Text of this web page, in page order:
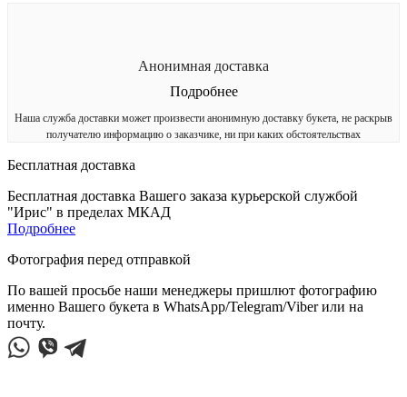
Анонимная доставка
Подробнее
Наша служба доставки может произвести анонимную доставку букета, не раскрыв
получателю информацию о заказчике, ни при каких обстоятельствах
Бесплатная доставка
Бесплатная доставка Вашего заказа курьерской службой
"Ирис" в пределах МКАД
Подробнее
Фотография перед отправкой
По вашей просьбе наши менеджеры пришлют фотографию
именно Вашего букета в WhatsApp/Telegram/Viber или на
почту.